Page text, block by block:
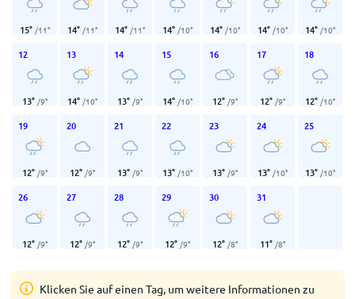
15° /11° 14° /11° 14° /11° 14° /10° 14° /10° 14° /10° 14° /10°
12
13° /9°
13
14° /10°
14
13° /9°
15
14° /10°
16
12° /9°
17
12° /9°
18
12° /10°
19
12° /9°
20
12° /9°
21
13° /9°
22
13° /10°
23
13° /9°
24
13° /10°
25
13° /10°
26
12° /9°
27
12° /9°
28
12° /9°
29
12° /9°
30
12° /8°
31
11° /8°
Klicken Sie auf einen Tag, um weitere Informationen zu